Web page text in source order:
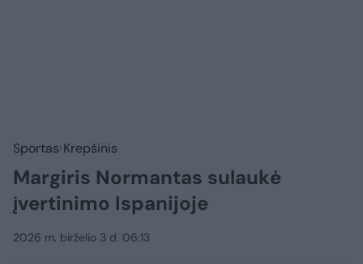
Sportas Krepšinis
Margiris Normantas sulaukė
įvertinimo Ispanijoje
2026 m. birželio 3 d. 06:13